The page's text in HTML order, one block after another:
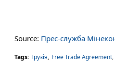
Source: Прес-служба
Tags: Грузія, Free Trade Agreement,